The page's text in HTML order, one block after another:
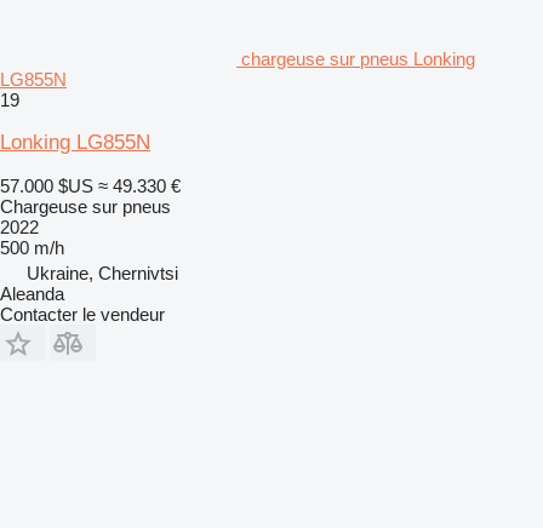
chargeuse sur pneus Lonking
LG855N
19
Lonking LG855N
57.000 $US ≈ 49.330 €
Chargeuse sur pneus
2022
500 m/h
Ukraine, Chernivtsi
Aleanda
Contacter le vendeur